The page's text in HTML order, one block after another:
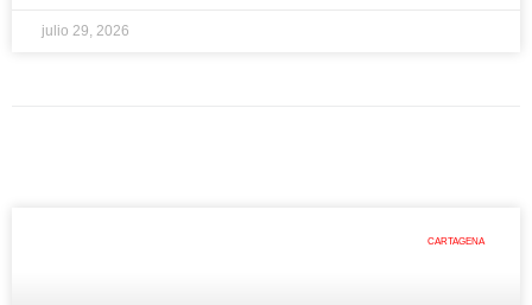
julio 29, 2026
CARTAGENA